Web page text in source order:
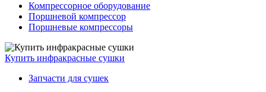
Компрессорное оборудование
Поршневой компрессор
Поршневые компрессоры
Купить инфракрасные сушки
Запчасти для сушек